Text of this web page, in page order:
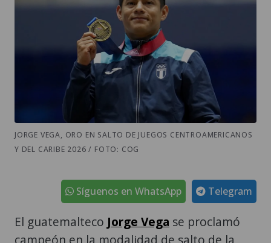
JORGE VEGA, ORO EN SALTO DE JUEGOS CENTROAMERICANOS
Y DEL CARIBE 2026 / FOTO: COG
Síguenos en WhatsApp
El guatemaltecoJorge Vegase proclamó
campeón en la modalidad de salto de la
gimnasia artística de losJuegos
Centroamericanos y del Caribe Santo